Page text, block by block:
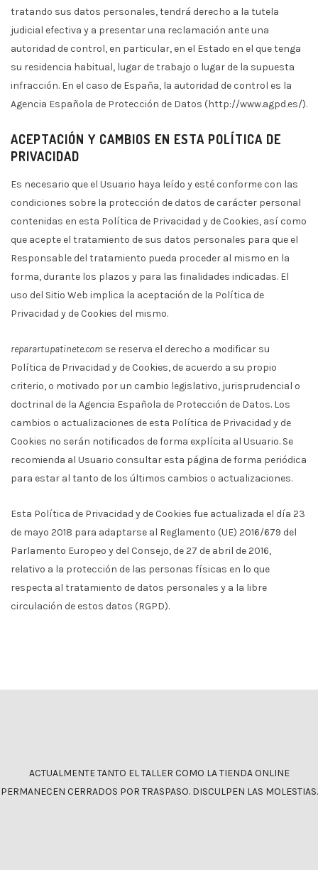
tratando sus datos personales, tendrá derecho a la tutela
judicial efectiva y a presentar una reclamación ante una
autoridad de control, en particular, en el Estado en el que tenga
su residencia habitual, lugar de trabajo o lugar de la supuesta
infracción. En el caso de España, la autoridad de control es la
Agencia Española de Protección de Datos (http://www.agpd.es/).
ACEPTACIÓN Y CAMBIOS EN ESTA POLÍTICA DE
PRIVACIDAD
Es necesario que el Usuario haya leído y esté conforme con las
condiciones sobre la protección de datos de carácter personal
contenidas en esta Política de Privacidad y de Cookies, así como
que acepte el tratamiento de sus datos personales para que el
Responsable del tratamiento pueda proceder al mismo en la
forma, durante los plazos y para las finalidades indicadas. El
uso del Sitio Web implica la aceptación de la Política de
Privacidad y de Cookies del mismo.
reparartupatinete.com se reserva el derecho a modificar su
Política de Privacidad y de Cookies, de acuerdo a su propio
criterio, o motivado por un cambio legislativo, jurisprudencial o
doctrinal de la Agencia Española de Protección de Datos. Los
cambios o actualizaciones de esta Política de Privacidad y de
Cookies no serán notificados de forma explícita al Usuario. Se
recomienda al Usuario consultar esta página de forma periódica
para estar al tanto de los últimos cambios o actualizaciones.
Esta Política de Privacidad y de Cookies fue actualizada el día 23
de mayo 2018 para adaptarse al Reglamento (UE) 2016/679 del
Parlamento Europeo y del Consejo, de 27 de abril de 2016,
relativo a la protección de las personas físicas en lo que
respecta al tratamiento de datos personales y a la libre
circulación de estos datos (RGPD).
ACTUALMENTE TANTO EL TALLER COMO LA TIENDA ONLINE
PERMANECEN CERRADOS POR TRASPASO. DISCULPEN LAS MOLESTIAS.